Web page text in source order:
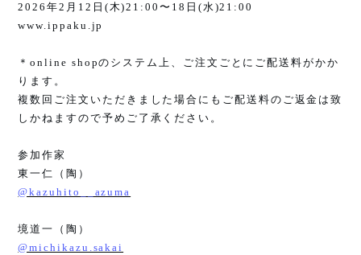
2026年2 月 12 日 (木)21:00 〜 18 日 (水)21:00
www.ippaku.jp
＊online shopのシステム上、ご注文ごとにご配送料がかか
ります。
複数回ご注文いただきました場合にもご配送料のご返金は致
しかねますので予めご了承ください。
参加作家
東一仁（陶）
@kazuhito__azuma
境道一（陶）
@michikazu.sakai